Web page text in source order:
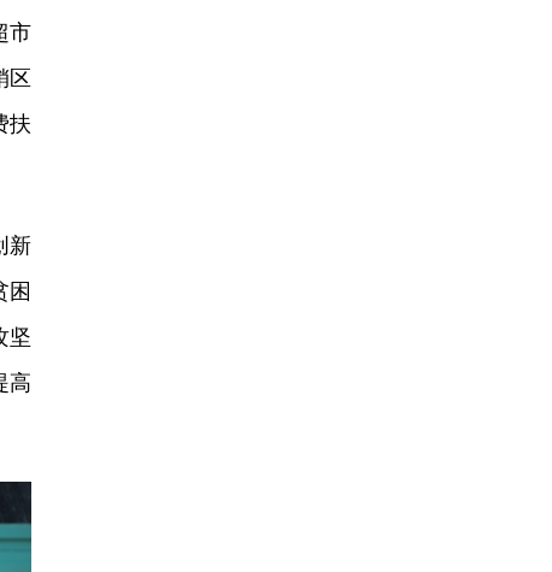
市
区
扶
新
困
坚
高